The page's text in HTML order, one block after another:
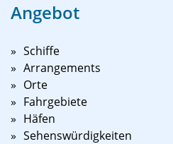
Angebot
Schiffe
Arrangements
Orte
Fahrgebiete
Häfen
Sehenswürdigkeiten